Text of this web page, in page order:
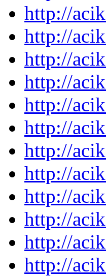
http://
http://
http://
http://
http://
http://
http://
http://
http://
http://
http://
http://